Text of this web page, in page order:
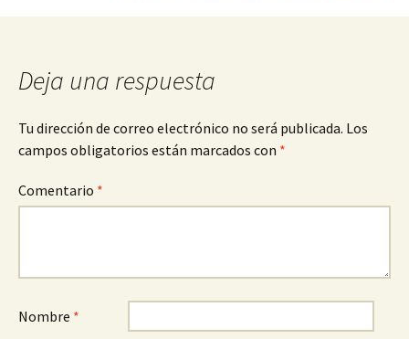
Deja una respuesta
Tu dirección de correo electrónico no será publicada. Los
campos obligatorios están marcados con *
Comentario *
Nombre *